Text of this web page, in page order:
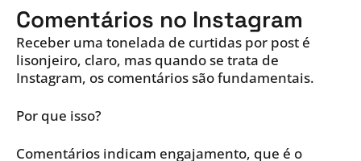
Comentários no Instagram
Receber uma tonelada de curtidas por post é
lisonjeiro, claro, mas quando se trata de
Instagram, os comentários são fundamentais.
Por que isso?
Comentários indicam engajamento, que é o